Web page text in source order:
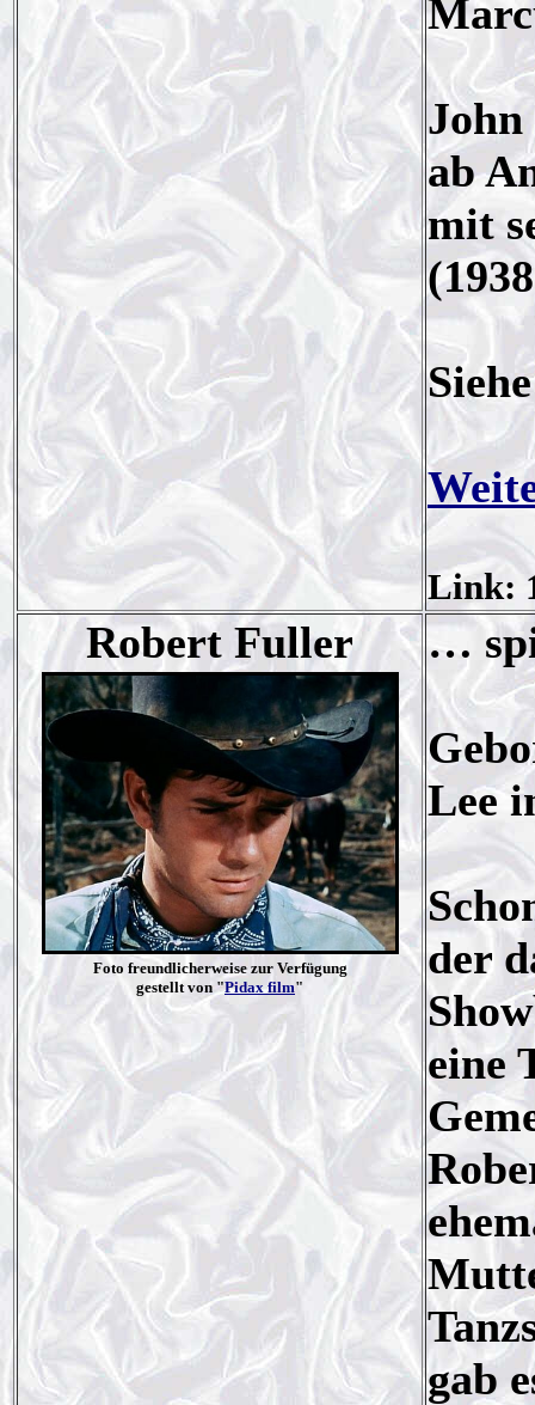
ab
mit
Link:
Robert Fuller
Foto freundlicherweise zur Verfügung
gestellt von "Pidax film"
…
Lee
der
eine
gab